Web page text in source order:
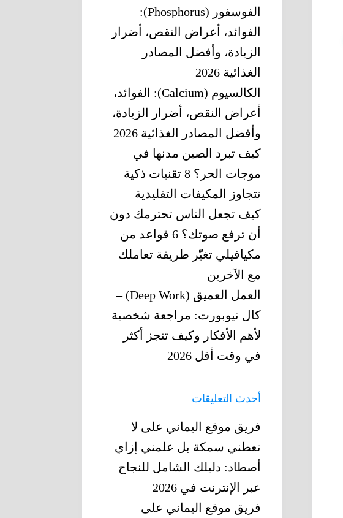
الفوسفور (Phosphorus):
الفوائد، أعراض النقص، أضرار
الزيادة، وأفضل المصادر
الغذائية 2026
الكالسيوم (Calcium): الفوائد،
أعراض النقص، أضرار الزيادة،
وأفضل المصادر الغذائية 2026
كيف تبرد الصين مدنها في
موجات الحر؟ 8 تقنيات ذكية
تتجاوز المكيفات التقليدية
كيف تجعل الناس تحترمك دون
أن ترفع صوتك؟ 6 قواعد من
مكيافيلي تغيّر ‏طريقة تعاملك
مع الآخرين
العمل العميق (Deep Work) –
كال نيوبورت: مراجعة شخصية
لأهم الأفكار وكيف تنجز أكثر
في وقت أقل 2026
أحدث التعليقات
فريق موقع اليماني على لا
تعطني سمكة بل علمني إزاي
أصطاد: دليلك الشامل للنجاح
عبر الإنترنت في 2026
فريق موقع اليماني على